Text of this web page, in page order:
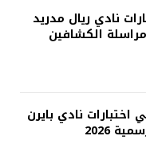
نادي ريال مدريد
الكشافين
نادي بايرن
2026